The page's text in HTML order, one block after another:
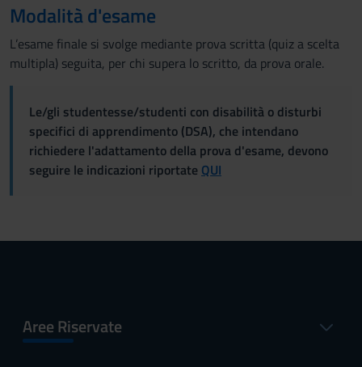
Modalità d'esame
L’esame finale si svolge mediante prova scritta (quiz a scelta
multipla) seguita, per chi supera lo scritto, da prova orale.
Le/gli studentesse/studenti con disabilità o disturbi
specifici di apprendimento (DSA), che intendano
richiedere l'adattamento della prova d'esame, devono
seguire le indicazioni riportate QUI
Aree Riservate